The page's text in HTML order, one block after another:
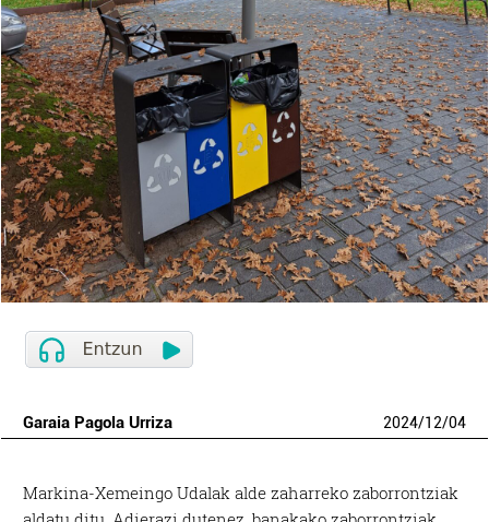
Garaia Pagola Urriza 2024/12/04
Markina-Xemeingo Udalak alde zaharreko zaborrontziak